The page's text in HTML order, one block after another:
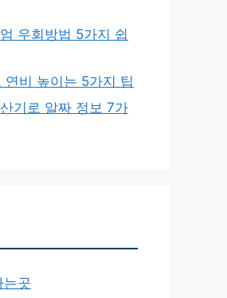
우회방법 5가지 쉽
연비 높이는 5가지 팁
기로 알짜 정보 7가
는곳